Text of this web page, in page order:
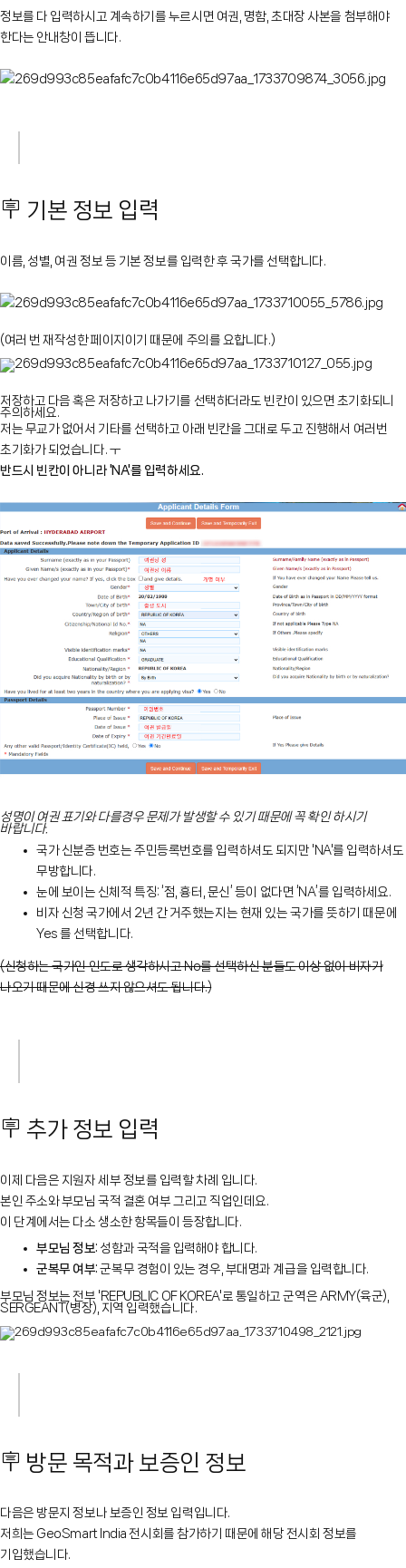
정보를 다 입력하시고 계속하기를 누르시면 여권, 명함, 초대장 사본을 첨부해야
한다는 안내창이 뜹니다.
🪧 기본 정보 입력
이름, 성별, 여권 정보 등 기본 정보를 입력한 후 국가를 선택합니다.
(여러 번 재작성한 페이지이기 때문에 주의를 요합니다.)
저장하고 다음 혹은 저장하고 나가기를 선택하더라도 빈칸이 있으면 초기화되니
주의하세요.
저는 무교가 없어서 기타를 선택하고 아래 빈칸을 그대로 두고 진행해서 여러번
초기화가 되었습니다. ㅜ
반드시 빈칸이 아니라 'NA'를 입력하세요.
성명이 여권 표기와 다를경우 문제가 발생할 수 있기 때문에 꼭 확인 하시기
바랍니다.
국가 신분증 번호는 주민등록번호를 입력하셔도 되지만 'NA'를 입력하셔도
무방합니다.
눈에 보이는 신체적 특징: ‘점, 흉터, 문신’ 등이 없다면 ‘NA’를 입력하세요.
비자 신청 국가에서 2년 간 거주했는지는 현재 있는 국가를 뜻하기 때문에
Yes 를 선택합니다.
(신청하는 국가인 인도로 생각하시고 No를 선택하신 분들도 이상 없이 비자가
나오기 때문에 신경 쓰지 않으셔도 됩니다.)
🪧 추가 정보 입력
이제 다음은 지원자 세부 정보를 입력할 차례 입니다.
본인 주소와 부모님 국적 결혼 여부 그리고 직업인데요.
이 단계에서는 다소 생소한 항목들이 등장합니다.
부모님 정보: 성함과 국적을 입력해야 합니다.
군복무 여부:군복무 경험이 있는 경우, 부대명과 계급을 입력합니다.
부모님 정보는 전부 'REPUBLIC OF KOREA'로 통일하고 군역은 ARMY(육군),
SERGEANT(병장), 지역 입력했습니다.
🪧 방문 목적과 보증인 정보
다음은 방문지 정보나 보증인 정보 입력입니다.
저희는 GeoSmart India 전시회를 참가하기 때문에 해당 전시회 정보를
기입했습니다.